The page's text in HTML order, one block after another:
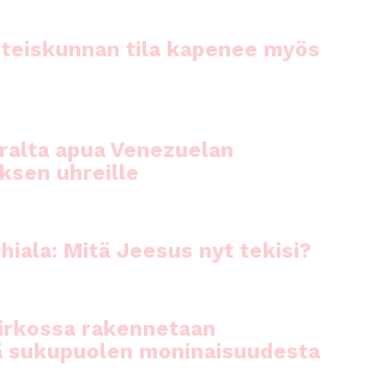
tila kapenee myös
apua Venezuelan
uhreille
Mitä Jeesus nyt tekisi?
rakennetaan
sukupuolen moninaisuudesta